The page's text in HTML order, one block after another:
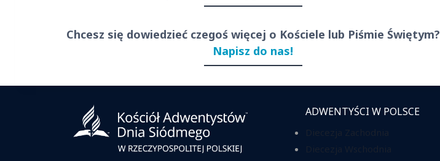
Chcesz się dowiedzieć czegoś więcej o Kościele lub Piśmie Świętym?
Napisz do nas!
ADWENTYŚCI W POLSCE